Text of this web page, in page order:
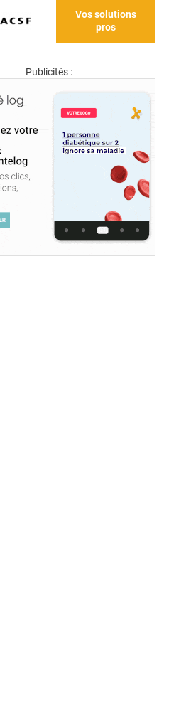
Vos solutions
pros
Publicités :